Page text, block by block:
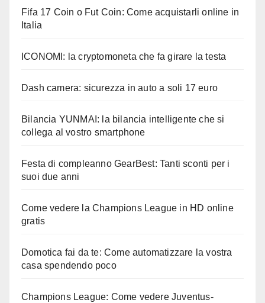
Fifa 17 Coin o Fut Coin: Come acquistarli online in
Italia
ICONOMI: la cryptomoneta che fa girare la testa
Dash camera: sicurezza in auto a soli 17 euro
Bilancia YUNMAI: la bilancia intelligente che si
collega al vostro smartphone
Festa di compleanno GearBest: Tanti sconti per i
suoi due anni
Come vedere la Champions League in HD online
gratis
Domotica fai da te: Come automatizzare la vostra
casa spendendo poco
Champions League: Come vedere Juventus-